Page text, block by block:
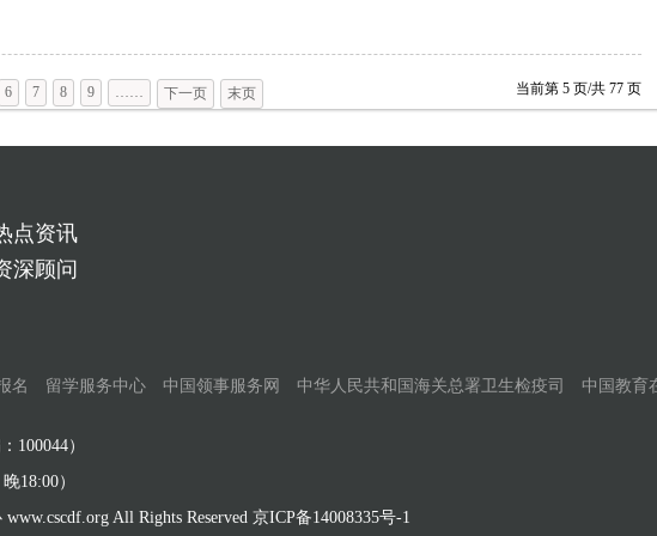
末页
下一页
……
9
8
7
6 当前第 5 页/共 77 页
点资讯
深顾问
名 留学服务中心 中国领事服务网 中华人民共和国海关总署卫生检疫司 中国教育
100044）
18:00）
All Rights Reserved 京ICP备14008335号-1